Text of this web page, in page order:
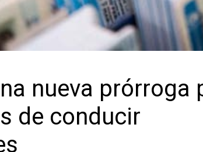
nueva prórroga
de conducir